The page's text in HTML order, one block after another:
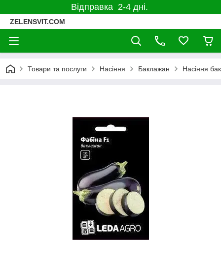
×
ESC
Subscribe to our
notifications!
To enable permission prompts, click
Відправка 2-4 дні.
ZELENSVIT.COM
Товари та послуги Насіння Баклажан Насіння